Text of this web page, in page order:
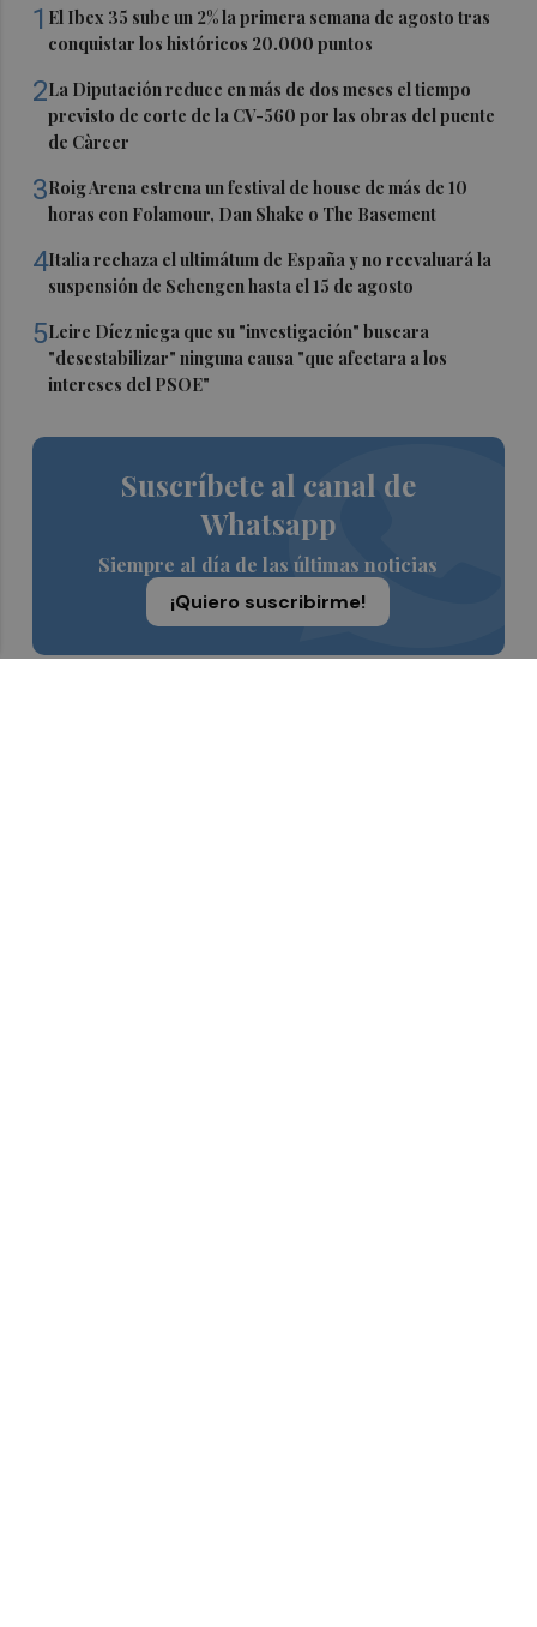
1 El Ibex 35 sube un 2% la primera semana de agosto tras
conquistar los históricos 20.000 puntos
2La Diputación reduce en más de dos meses el tiempo
previsto de corte de la CV-560 por las obras del puente
de Càrcer
3Roig Arena estrena un festival de house de más de 10
horas con Folamour, Dan Shake o The Basement
4Italia rechaza el ultimátum de España y no reevaluará la
suspensión de Schengen hasta el 15 de agosto
5Leire Díez niega que su "investigación" buscara
"desestabilizar" ninguna causa "que afectara a los
intereses del PSOE"
Suscríbete al canal de
Whatsapp
Siempre al día de las últimas noticias
¡Quiero suscribirme!